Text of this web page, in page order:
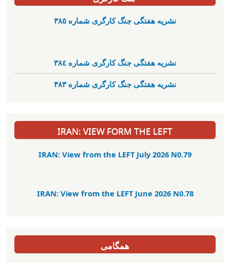
نشریە هفتگی جنگ کارگری شمارە ٣٨٥
نشریە هفتگی جنگ کارگری شمارە ٣٨٤
نشریە هفتگی جنگ کارگری شمارە ٣٨٣
IRAN: VIEW FORM THE LEFT
IRAN: View from the LEFT July 2026 N0.79
IRAN: View from the LEFT June 2026 N0.78
همگامی